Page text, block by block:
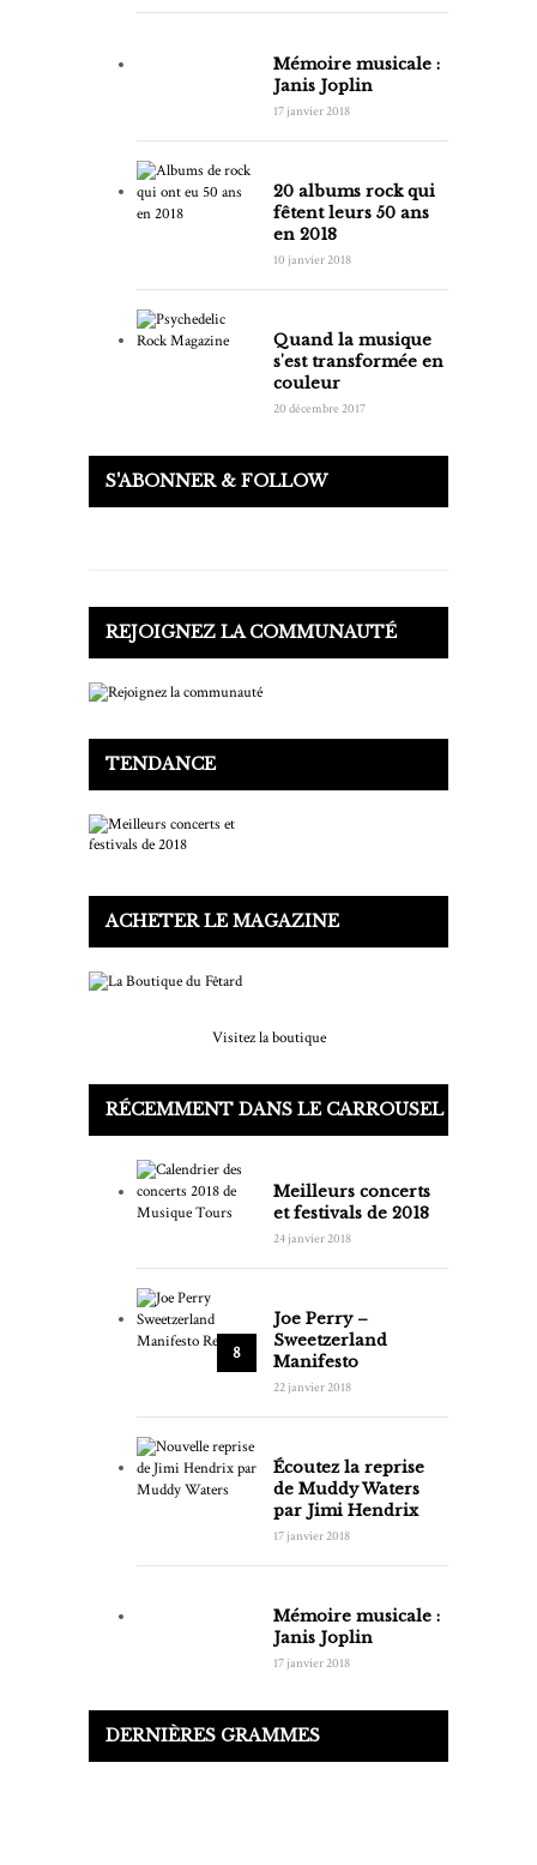
Mémoire musicale :
Janis Joplin
17 janvier 2018
20 albums rock qui
fêtent leurs 50 ans
en 2018
10 janvier 2018
Quand la musique
s'est transformée en
couleur
20 décembre 2017
S'ABONNER & FOLLOW
REJOIGNEZ LA COMMUNAUTÉ
TENDANCE
ACHETER LE MAGAZINE
Visitez la boutique
RÉCEMMENT DANS LE CARROUSEL
Meilleurs concerts
et festivals de 2018
24 janvier 2018
8
Joe Perry –
Sweetzerland
Manifesto
22 janvier 2018
Écoutez la reprise
de Muddy Waters
par Jimi Hendrix
17 janvier 2018
Mémoire musicale :
Janis Joplin
17 janvier 2018
DERNIÈRES GRAMMES